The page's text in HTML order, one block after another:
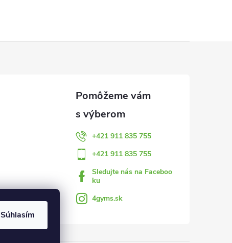
Súhlasím
+421 911 835 755
+421 911 835 755
Sledujte nás na Faceboo
ku
4gyms.sk